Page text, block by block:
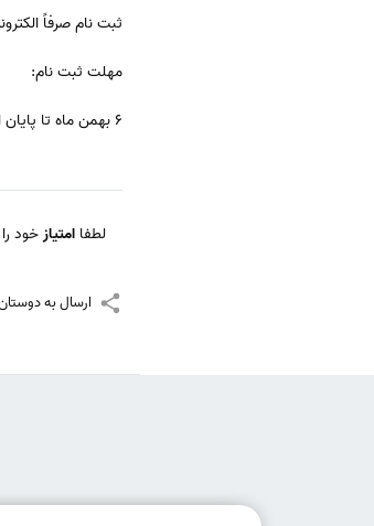
ثبت نام صرفاً
مهلت ثبت نام:
6 بهمن ماه تا پایان اسفندماه 97
لطفا امتیازخود
ارسال به